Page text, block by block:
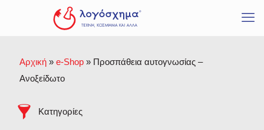
Αρχική » e-Shop » Προσπάθεια αυτογνωσίας –
Ανοξείδωτο
Κατηγορίες
Δακτυλίδια
Σκουλαρίκια
Σταυροί
Γλυπτική